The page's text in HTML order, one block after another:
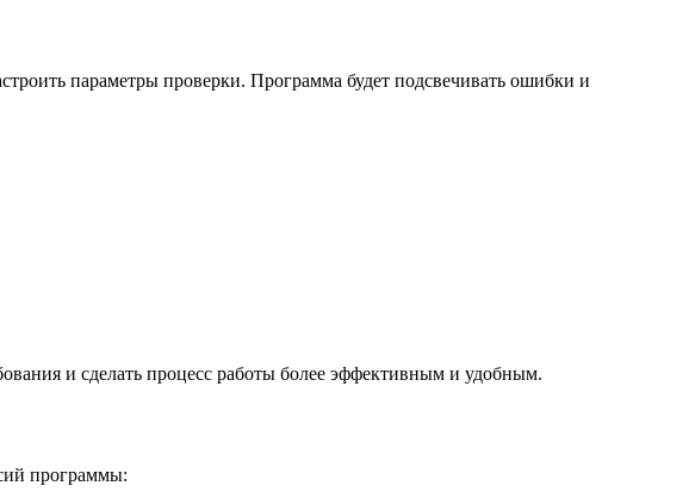
параметры проверки. Программа будет подсвечивать ошибки и
и сделать процесс работы более эффективным и удобным.
программы: